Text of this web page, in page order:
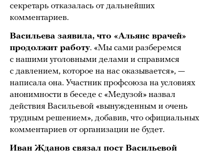
секретарь отказалась от дальнейших
комментариев.
Васильева заявила, что «Альянс врачей»
продолжит работу. «Мы сами разберемся
с нашими уголовными делами и справимся
с давлением, которое на нас оказывается», —
написала она. Участник профсоюза на условиях
анонимности в беседе с «Медузой» назвал
действия Васильевой «вынужденным и очень
трудным решением», добавив, что официальных
комментариев от организации не будет.
Иван Жданов связал пост Васильевой